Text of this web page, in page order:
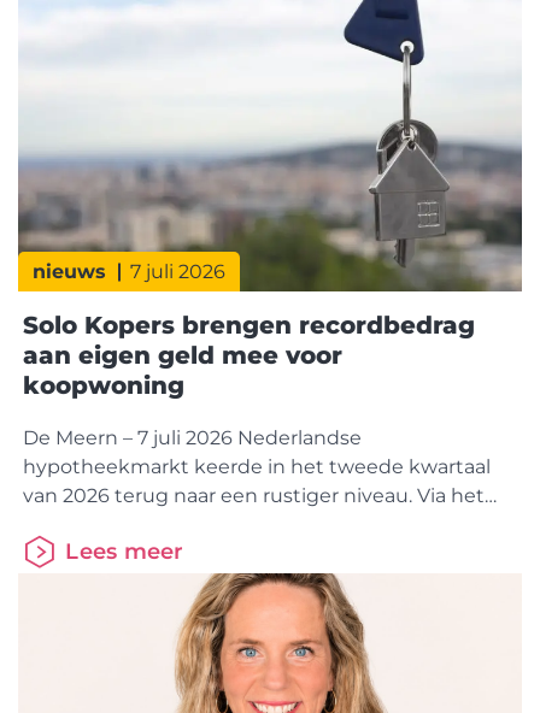
Doorstromers winnen terrein, terwijl starters juist
marktaandeel verliezen. Dit blijkt uit cijfers van
nieuws 7 juli 2026
Solo Kopers brengen recordbedrag
aan eigen geld mee voor
koopwoning
De Meern – 7 juli 2026 Nederlandse
hypotheekmarkt keerde in het tweede kwartaal
van 2026 terug naar een rustiger niveau. Via het
hypotheekaanvragen verzonden, bijna 5% minder
dan in dezelfde periode vorig
jaar. De betaalbaarheid van koopwoningen blijft
echter onder druk staan. Dat is vooral zichtbaar
bij Solo Kopers, die een recordbedrag aan eigen
geld inbrengen om een woning
Lees meer